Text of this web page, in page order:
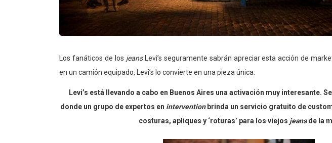
Los fanáticos de los jeansLevi’s seguramente sabrán apreciar esta acción de
en un camión equipado, Levi’s lo convierte en una pieza única.
Levi’s está llevando a cabo en Buenos Aires una activación muy interesante.
donde un grupo de expertos en interventionbrinda un servicio gratuito de
costuras, apliques y ‘roturas’ para los viejos jeansde la